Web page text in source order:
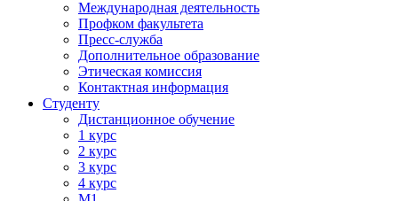
Международная деятельность
Профком факультета
Пресс-служба
Дополнительное образование
Этическая комиссия
Контактная информация
Студенту
Дистанционное обучение
1 курс
2 курс
3 курс
4 курс